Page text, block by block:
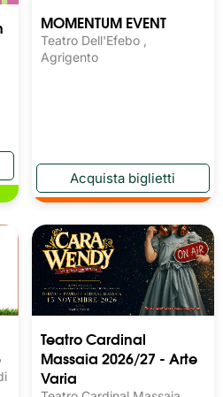
MOMENTUM EVENT
Teatro Dell'Efebo ,
Agrigento
Teatro Cardinal
Massaia 2026/27 - Arte
Varia